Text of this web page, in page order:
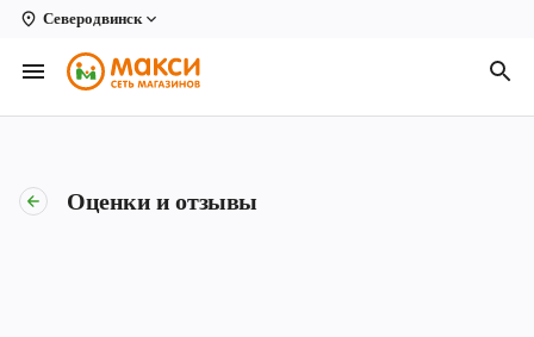
Северодвинск
Вологда
Архангельск
Киров Оценки и отзывы